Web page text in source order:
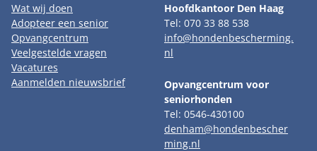
Wat wij doen
Adopteer een senior
Opvangcentrum
Veelgestelde vragen
Vacatures
Aanmelden nieuwsbrief
Hoofdkantoor Den Haag
Tel: 070 33 88 538
info@hondenbescherming.
nl
Opvangcentrum voor
seniorhonden
Tel: 0546-430100
denham@hondenbescher
ming.nl